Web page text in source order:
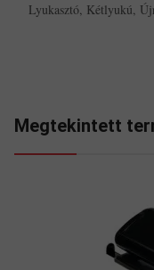
Lyukasztó, Kétlyukú,
Megtekintett